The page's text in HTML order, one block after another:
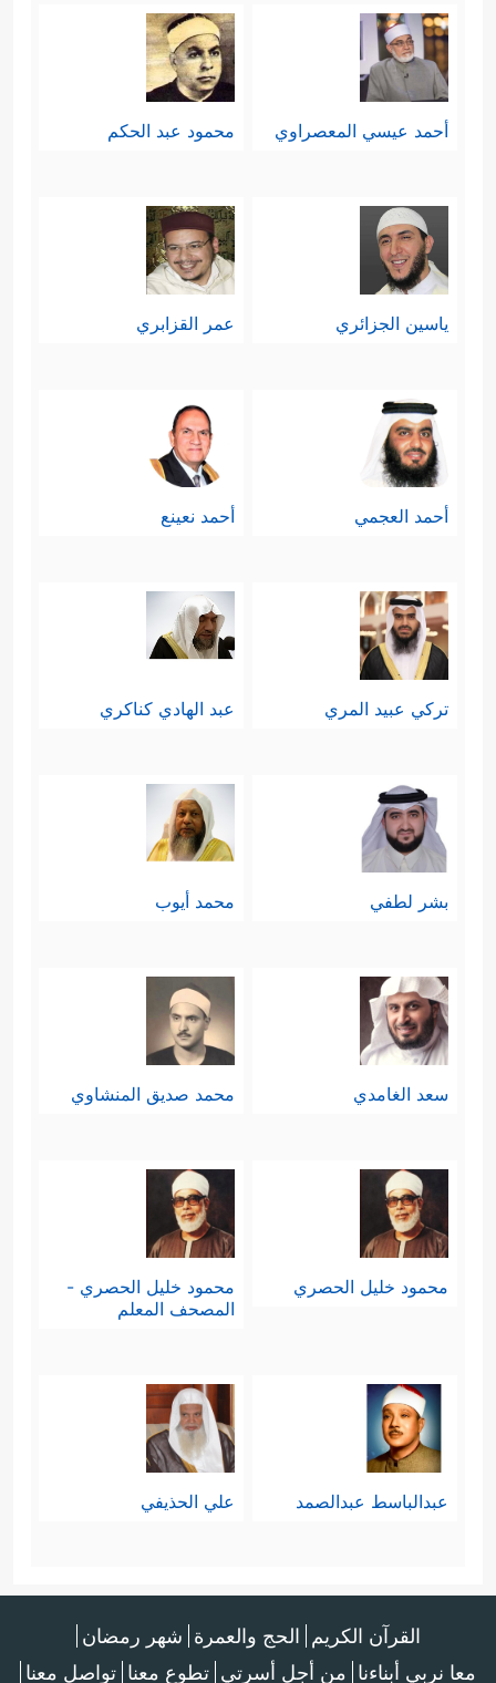
أحمد عيسي المعصراوي محمود عبد الحكم
ياسين الجزائري عمر القزابري
أحمد العجمي أحمد نعينع
تركي عبيد المري عبد الهادي كناكري
بشر لطفي محمد أيوب
سعد الغامدي محمد صديق المنشاوي
محمود خليل الحصري
محمود خليل الحصري -
المصحف المعلم
عبدالباسط عبدالصمد علي الحذيفي
القرآن الكريم الحج والعمرة شهر رمضان
معا نربي أبناءنا من أجل أسرتي تطوع معنا تواصل معنا